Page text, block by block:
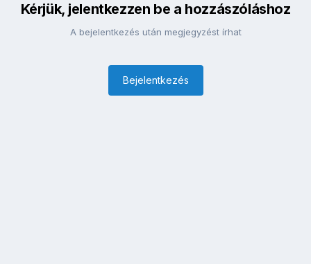
Kérjük, jelentkezzen be a hozzászóláshoz
A bejelentkezés után megjegyzést írhat
Bejelentkezés